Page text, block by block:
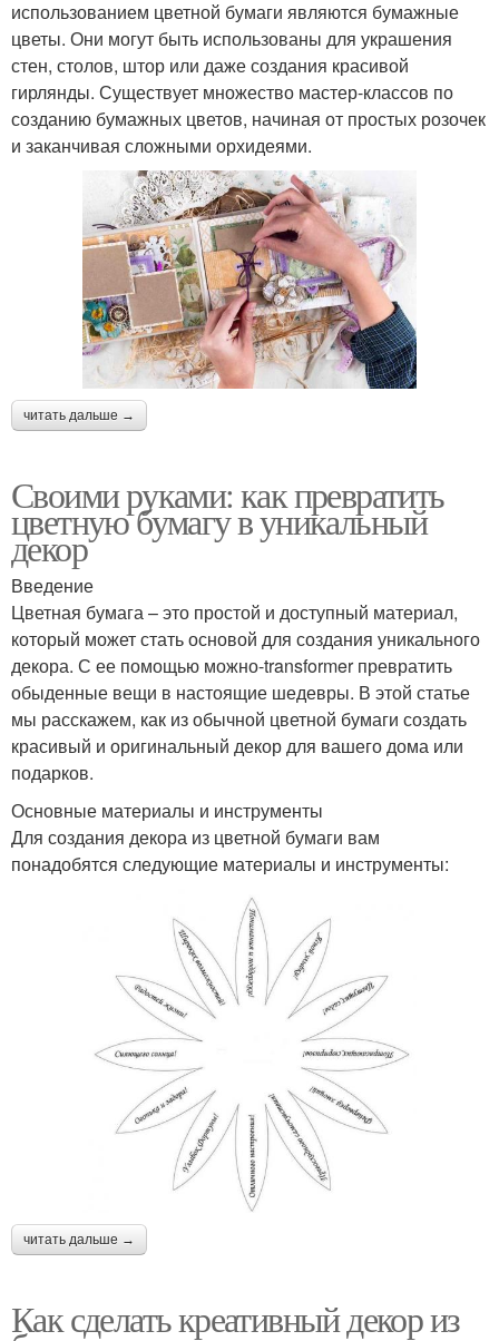
использованием цветной бумаги являются бумажные
цветы. Они могут быть использованы для украшения
стен, столов, штор или даже создания красивой
гирлянды. Существует множество мастер-классов по
созданию бумажных цветов, начиная от простых розочек
и заканчивая сложными орхидеями.
читать дальше →
Своими руками: как превратить
цветную бумагу в уникальный
декор
Введение
Цветная бумага – это простой и доступный материал,
который может стать основой для создания уникального
декора. С ее помощью можно-transformer превратить
обыденные вещи в настоящие шедевры. В этой статье
мы расскажем, как из обычной цветной бумаги создать
красивый и оригинальный декор для вашего дома или
подарков.
Основные материалы и инструменты
Для создания декора из цветной бумаги вам
понадобятся следующие материалы и инструменты:
читать дальше →
Как сделать креативный декор из